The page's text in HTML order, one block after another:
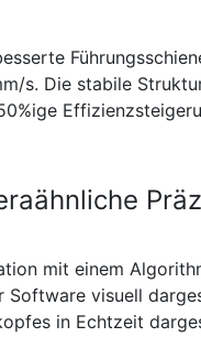
s. Die stabile
mit einem
visuell
in Echtzeit